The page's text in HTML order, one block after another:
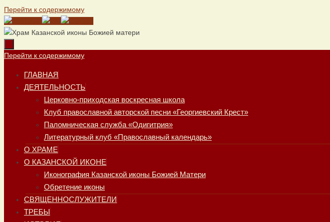
Перейти к содержимому
Перейти к содержимому
ГЛАВНАЯ
ДЕЯТЕЛЬНОСТЬ
Церковно-приходская воскресная школа
Клуб православной авторской песни «Георгиевский Крест»
Паломническая служба «Одигитрия»
Литературный клуб «Православный календарь»
О ХРАМЕ
О КАЗАНСКОЙ ИКОНЕ
Иконография Казанской иконы Божией Матери
Обретение иконы
СВЯЩЕННОСЛУЖИТЕЛИ
ТРЕБЫ